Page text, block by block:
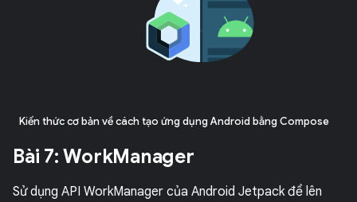
Kiến thức cơ bản về cách tạo ứng dụng Android bằng Compose
Bài 7: WorkManager
Sử dụng API WorkManager của Android Jetpack để lên